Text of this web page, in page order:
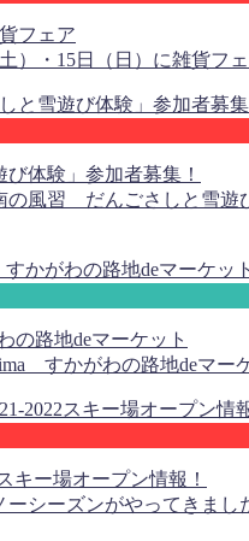
フェア
）・15日（日）に雑貨フ
体験」参加者募集！
の風習 だんごさしと雪遊
路地deマーケット
すかがわの路地deマー
キー場オープン情報！
シーズンがやってきま